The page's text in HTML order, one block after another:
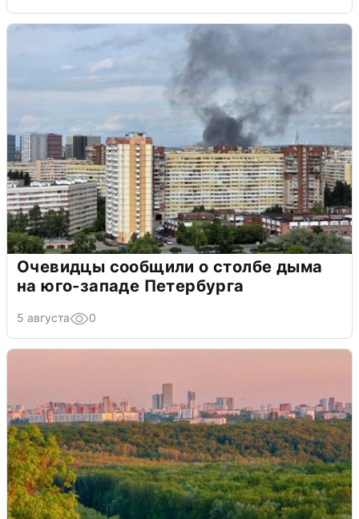
Очевидцы сообщили о столбе дыма
на юго-западе Петербурга
5 августа 0